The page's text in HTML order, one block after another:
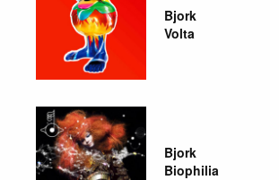
Bjork
Volta
Bjork
Biophilia